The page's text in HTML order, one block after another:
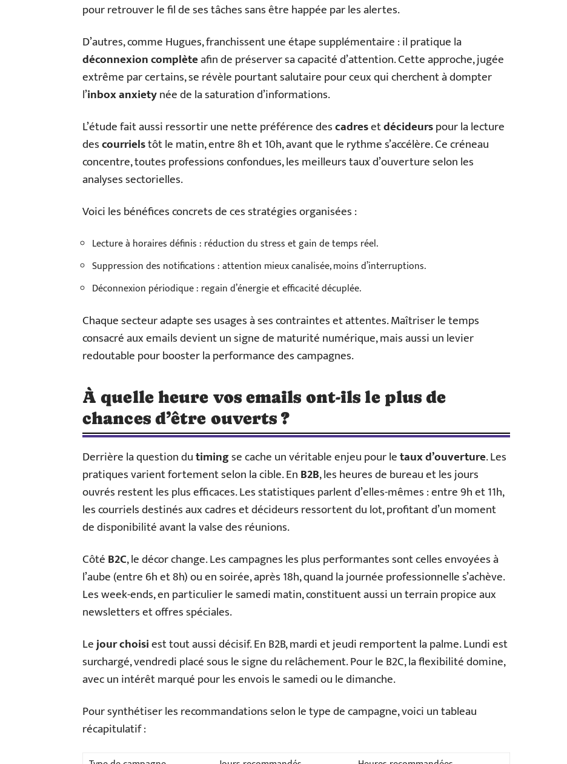
pour retrouver le fil de ses tâches sans être happée par les alertes.
D’autres, comme Hugues, franchissent une étape supplémentaire : il pratique la
déconnexion complèteafin de préserver sa capacité d’attention. Cette approche, jugée
extrême par certains, se révèle pourtant salutaire pour ceux qui cherchent à dompter
l’inbox anxietynée de la saturation d’informations.
L’étude fait aussi ressortir une nette préférence descadresetdécideurspour la lecture
descourrielstôt le matin, entre 8h et 10h, avant que le rythme s’accélère. Ce créneau
concentre, toutes professions confondues, les meilleurs taux d’ouverture selon les
analyses sectorielles.
Voici les bénéfices concrets de ces stratégies organisées :
Lecture à horaires définis : réduction du stress et gain de temps réel.
Suppression des notifications : attention mieux canalisée, moins d’interruptions.
Déconnexion périodique : regain d’énergie et efficacité décuplée.
Chaque secteur adapte ses usages à ses contraintes et attentes. Maîtriser le temps
consacré aux emails devient un signe de maturité numérique, mais aussi un levier
redoutable pour booster la performance des campagnes.
À quelle heure vos emails ont-ils le plus de
chances d’être ouverts ?
Derrière la question dutimingse cache un véritable enjeu pour letaux d’ouverture. Les
pratiques varient fortement selon la cible. EnB2B, les heures de bureau et les jours
ouvrés restent les plus efficaces. Les statistiques parlent d’elles-mêmes : entre 9h et 11h,
les courriels destinés aux cadres et décideurs ressortent du lot, profitant d’un moment
de disponibilité avant la valse des réunions.
CôtéB2C, le décor change. Les campagnes les plus performantes sont celles envoyées à
l’aube (entre 6h et 8h) ou en soirée, après 18h, quand la journée professionnelle s’achève.
Les week-ends, en particulier le samedi matin, constituent aussi un terrain propice aux
newsletters et offres spéciales.
Lejour choisiest tout aussi décisif. En B2B, mardi et jeudi remportent la palme. Lundi est
surchargé, vendredi placé sous le signe du relâchement. Pour le B2C, la flexibilité domine,
avec un intérêt marqué pour les envois le samedi ou le dimanche.
Pour synthétiser les recommandations selon le type de campagne, voici un tableau
récapitulatif :